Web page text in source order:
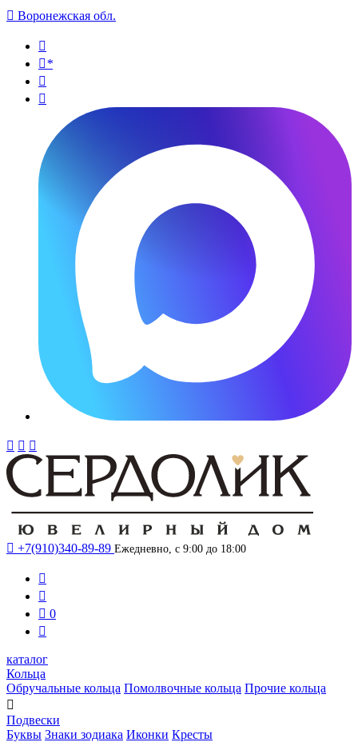
 Воронежская обл.

*


  
 +7(910)340-89-89 Ежедневно, с 9:00 до 18:00


 0

каталог
Кольца
Обручальные кольца Помолвочные кольца Прочие кольца

Подвески
Буквы Знаки зодиака Иконки Кресты